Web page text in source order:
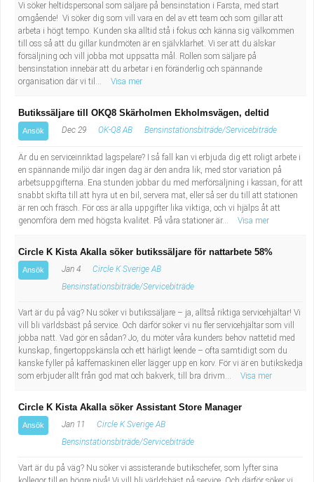
Vi söker heltidspersonal som säljare på bensinstation i Farsta, med start
omgående! Vi söker dig som vill vara en del av ett team och som gillar att
arbeta i högt tempo. Kunden ska alltid stå i fokus och känna sig välkommen
till oss så att du gillar kundmöten är en självklarhet. Vi ser att du älskar
försäljning och vill jobba mot uppsatta mål. Rollen som säljare på
bensinstation innebär att du arbetar i en föränderlig och spännande
organisation där vi til...
Visa mer
Butikssäljare till OKQ8 Skärholmen Ekholmsvägen, deltid
Ansök Dec 29 OK-Q8 AB Bensinstationsbiträde/Servicebiträde
Är du en serviceinriktad lagspelare? I så fall kan vi erbjuda dig ett roligt arbete i
en spännande miljö där ingen dag är den andra lik, med stor variation på
arbetsuppgifterna. Ena stunden jobbar du med merförsäljning i kassan, för att
snabbt skifta till att hyra ut en bil, servera mat, eller så ser du till att stationen
är ren och fräsch. För oss är alla uppgifter lika viktiga, och vi hjälps åt att
genomföra dem med högsta kvalitet. På våra stationer är...
Visa mer
Circle K Kista Akalla söker butikssäljare för nattarbete 58%
Ansök Jan 4
Circle K Sverige AB
Bensinstationsbiträde/Servicebiträde
Vart är du på väg? Nu söker vi butikssäljare – ja, alltså riktiga servicehjältar! Vi
vill bli världsbäst på service. Och därför söker vi nu fler servicehjältar som vill
jobba natt. Vad gör en sådan? Jo, du möter våra kunders behov nattetid med
kunskap, fingertoppskänsla och ett härligt leende – ofta samtidigt som du
kanske fyller på kaffemaskinen eller lägger upp en korv. För vi är en butikskedja
som erbjuder allt från god mat och bakverk, till bra drivm...
Visa mer
Circle K Kista Akalla söker Assistant Store Manager
Ansök Jan 11
Circle K Sverige AB
Bensinstationsbiträde/Servicebiträde
Vart är du på väg? Nu söker vi assisterande butikschefer, som lyfter sina